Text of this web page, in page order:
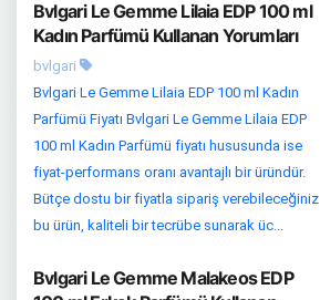
Bvlgari Le Gemme Lilaia EDP 100 ml
Kadın Parfümü Kullanan Yorumları
bvlgari
Bvlgari Le Gemme Lilaia EDP 100 ml Kadın
Parfümü Fiyatı Bvlgari Le Gemme Lilaia EDP
100 ml Kadın Parfümü fiyatı hususunda ise
fiyat-performans oranı avantajlı bir üründür.
Bütçe dostu bir fiyatla sipariş verebileceğiniz
bu ürün, kaliteli bir tecrübe sunarak üc...
Bvlgari Le Gemme Malakeos EDP